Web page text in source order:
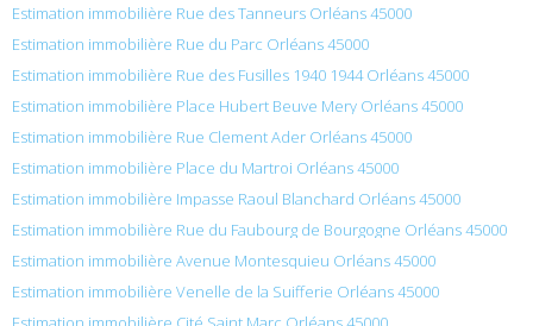
Estimation immobilière Rue des Tanneurs Orléans 45000
Estimation immobilière Rue du Parc Orléans 45000
Estimation immobilière Rue des Fusilles 1940 1944 Orléans 45000
Estimation immobilière Place Hubert Beuve Mery Orléans 45000
Estimation immobilière Rue Clement Ader Orléans 45000
Estimation immobilière Place du Martroi Orléans 45000
Estimation immobilière Impasse Raoul Blanchard Orléans 45000
Estimation immobilière Rue du Faubourg de Bourgogne Orléans 45000
Estimation immobilière Avenue Montesquieu Orléans 45000
Estimation immobilière Venelle de la Suifferie Orléans 45000